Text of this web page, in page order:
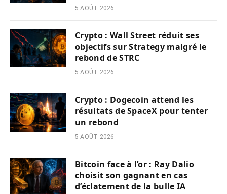
5 AOÛT 2026
Crypto : Wall Street réduit ses
objectifs sur Strategy malgré le
rebond de STRC
5 AOÛT 2026
Crypto : Dogecoin attend les
résultats de SpaceX pour tenter
un rebond
5 AOÛT 2026
Bitcoin face à l’or : Ray Dalio
choisit son gagnant en cas
d’éclatement de la bulle IA